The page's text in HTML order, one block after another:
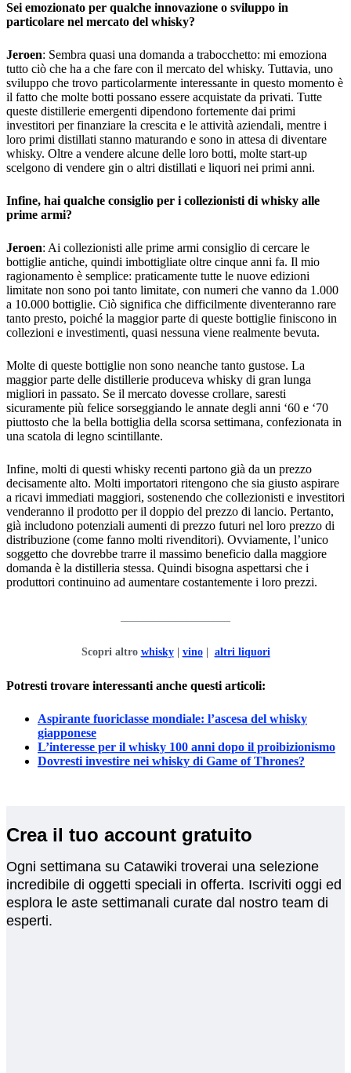
Sei emozionato per qualche innovazione o sviluppo in
particolare nel mercato del whisky?
Jeroen: Sembra quasi una domanda a trabocchetto: mi emoziona
tutto ciò che ha a che fare con il mercato del whisky. Tuttavia, uno
sviluppo che trovo particolarmente interessante in questo momento è
il fatto che molte botti possano essere acquistate da privati. Tutte
queste distillerie emergenti dipendono fortemente dai primi
investitori per finanziare la crescita e le attività aziendali, mentre i
loro primi distillati stanno maturando e sono in attesa di diventare
whisky. Oltre a vendere alcune delle loro botti, molte start-up
scelgono di vendere gin o altri distillati e liquori nei primi anni.
Infine, hai qualche consiglio per i collezionisti di whisky alle
prime armi?
Jeroen: Ai collezionisti alle prime armi consiglio di cercare le
bottiglie antiche, quindi imbottigliate oltre cinque anni fa. Il mio
ragionamento è semplice: praticamente tutte le nuove edizioni
limitate non sono poi tanto limitate, con numeri che vanno da 1.000
a 10.000 bottiglie. Ciò significa che difficilmente diventeranno rare
tanto presto, poiché la maggior parte di queste bottiglie finiscono in
collezioni e investimenti, quasi nessuna viene realmente bevuta.
Molte di queste bottiglie non sono neanche tanto gustose. La
maggior parte delle distillerie produceva whisky di gran lunga
migliori in passato. Se il mercato dovesse crollare, saresti
sicuramente più felice sorseggiando le annate degli anni ‘60 e ‘70
piuttosto che la bella bottiglia della scorsa settimana, confezionata in
una scatola di legno scintillante.
Infine, molti di questi whisky recenti partono già da un prezzo
decisamente alto. Molti importatori ritengono che sia giusto aspirare
a ricavi immediati maggiori, sostenendo che collezionisti e investitori
venderanno il prodotto per il doppio del prezzo di lancio. Pertanto,
già includono potenziali aumenti di prezzo futuri nel loro prezzo di
distribuzione (come fanno molti rivenditori). Ovviamente, l’unico
soggetto che dovrebbe trarre il massimo beneficio dalla maggiore
domanda è la distilleria stessa. Quindi bisogna aspettarsi che i
produttori continuino ad aumentare costantemente i loro prezzi.
Scopri altro whisky| vino| altri liquori
Potresti trovare interessanti anche questi articoli:
Aspirante fuoriclasse mondiale: l’ascesa del whisky
giapponese
L’interesse per il whisky 100 anni dopo il proibizionismo
Dovresti investire nei whisky di Game of Thrones?
Crea il tuo account gratuito
Ogni settimana su Catawiki troverai una selezione
incredibile di oggetti speciali in offerta. Iscriviti oggi ed
esplora le aste settimanali curate dal nostro team di
esperti.